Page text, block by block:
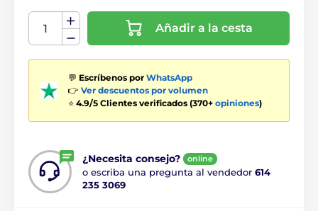
Añadir a la cesta
💬 Escríbenos por WhatsApp
👉 Ver descuentos por volumen
⭐ 4.9/5 Clientes verificados (370+ opiniones)
¿Necesita consejo? online
o escriba una pregunta al vendedor 614
235 3069